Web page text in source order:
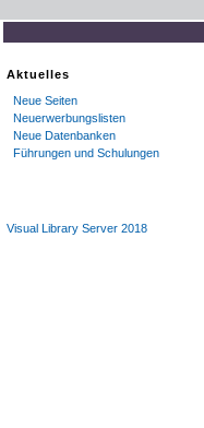
Aktuelles
Neue Seiten
Neuerwerbungslisten
Neue Datenbanken
Führungen und Schulungen
Visual Library Server 2018